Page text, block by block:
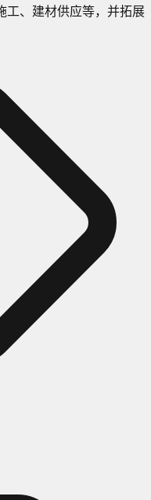
工、建材供应等，并拓展